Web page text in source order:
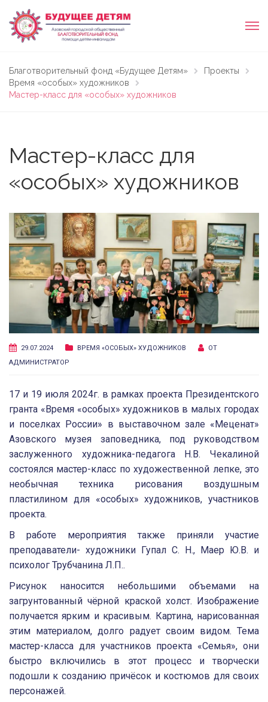
Благотворительный фонд «Будущее Детям»
Проекты
Время «особых» художников
Мастер-класс для «особых» художников
Мастер-класс для
«особых» художников
29.07.2024 ВРЕМЯ «ОСОБЫХ» ХУДОЖНИКОВ
ОТ
АДМИНИСТРАТОР
17 и 19 июля 2024г. в рамках проекта Президентского
гранта «Время «особых» художников в малых городах
и поселках России» в выставочном зале «Меценат»
Азовского музея заповедника, под руководством
заслуженного художника-педагога Н.В. Чекалиной
состоялся мастер-класс по художественной лепке, это
необычная техника рисования воздушным
пластилином для «особых» художников, участников
проекта.
В работе мероприятия также приняли участие
преподаватели- художники Гупал С. Н., Маер Ю.В. и
психолог Трубчанина Л.П..
Рисунок наносится небольшими объемами на
загрунтованный чёрной краской холст. Изображение
получается ярким и красивым. Картина, нарисованная
этим материалом, долго радует своим видом. Тема
мастер-класса для участников проекта «Семья», они
быстро включились в этот процесс и творчески
подошли к созданию причёсок и костюмов для своих
персонажей.